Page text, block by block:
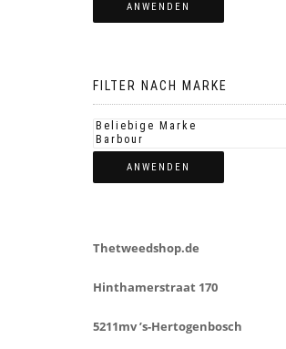
ANWENDEN
FILTER NACH MARKE
ANWENDEN
Thetweedshop.de
Hinthamerstraat 170
5211mv ’s-Hertogenbosch